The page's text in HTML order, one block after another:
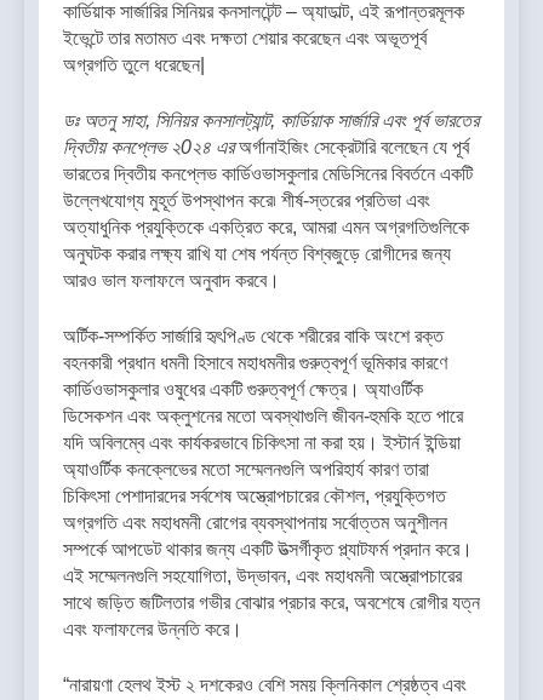
কার্ডিয়াক সার্জারির সিনিয়র কনসালটেন্ট – অ্যাডাল্ট, এই রূপান্তরমূলক
ইভেন্টে তার মতামত এবং দক্ষতা শেয়ার করেছেন এবং অভূতপূর্ব
অগ্রগতি তুলে ধরেছেন|
ডঃ অতনু সাহা, সিনিয়র কনসালট্যান্ট, কার্ডিয়াক সার্জারি এবং পূর্ব ভারতের
দ্বিতীয় কনপ্লেভ ২0২৪ এরঅর্গানাইজিং সেক্রেটারি বলেছেন যে পূর্ব
ভারতের দ্বিতীয় কনপ্লেভ কার্ডিওভাসকুলার মেডিসিনের বিবর্তনে একটি
উল্লেখযোগ্য মুহূর্ত উপস্থাপন করে৷ শীর্ষ-স্তরের প্রতিভা এবং
অত্যাধুনিক প্রযুক্তিকে একত্রিত করে, আমরা এমন অগ্রগতিগুলিকে
অনুঘটক করার লক্ষ্য রাখি যা শেষ পর্যন্ত বিশ্বজুড়ে রোগীদের জন্য
আরও ভাল ফলাফলে অনুবাদ করবে।
অর্টিক-সম্পর্কিত সার্জারি হৃৎপিণ্ড থেকে শরীরের বাকি অংশে রক্ত
বহনকারী প্রধান ধমনী হিসাবে মহাধমনীর গুরুত্বপূর্ণ ভূমিকার কারণে
কার্ডিওভাসকুলার ওষুধের একটি গুরুত্বপূর্ণ ক্ষেত্র। অ্যাওর্টিক
ডিসেকশন এবং অক্লুশনের মতো অবস্থাগুলি জীবন-হুমকি হতে পারে
যদি অবিলম্বে এবং কার্যকরভাবে চিকিৎসা না করা হয়। ইস্টার্ন ইন্ডিয়া
অ্যাওর্টিক কনক্লেভের মতো সম্মেলনগুলি অপরিহার্য কারণ তারা
চিকিৎসা পেশাদারদের সর্বশেষ অস্ত্রোপচারের কৌশল, প্রযুক্তিগত
অগ্রগতি এবং মহাধমনী রোগের ব্যবস্থাপনায় সর্বোত্তম অনুশীলন
সম্পর্কে আপডেট থাকার জন্য একটি উত্সর্গীকৃত প্ল্যাটফর্ম প্রদান করে।
এই সম্মেলনগুলি সহযোগিতা, উদ্ভাবন, এবং মহাধমনী অস্ত্রোপচারের
সাথে জড়িত জটিলতার গভীর বোঝার প্রচার করে, অবশেষে রোগীর যত্ন
এবং ফলাফলের উন্নতি করে।
“নারায়ণা হেলথ ইস্ট ২ দশকেরও বেশি সময় ক্লিনিকাল শ্রেষ্ঠত্ব এবং